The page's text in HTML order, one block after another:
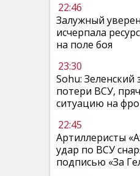
22:46
Залужный
исчерпала
на поле боя
23:30
Sohu: Зеленский
потери ВСУ,
ситуацию на
22:45
Артиллеристы
удар по ВСУ
подписью «За